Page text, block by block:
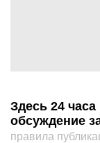
Здесь 24
обсуждение
правила